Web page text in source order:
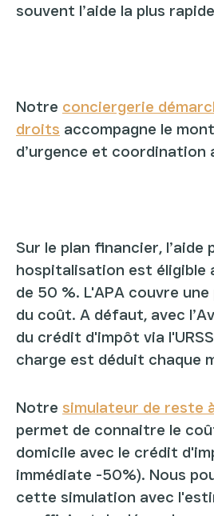
souvent l’aide la plus
Notre conciergerie
droits accompagne le
d’urgence et coordination
Sur le plan financier, l’aide
hospitalisation est éligible
de 50 %. L'APA couvre
du coût. A défaut, avec
du crédit d'impôt via
charge est déduit chaque
Notre simulateur de reste
permet de connaitre le
domicile avec le crédit
immédiate -50%). Nous
cette simulation avec